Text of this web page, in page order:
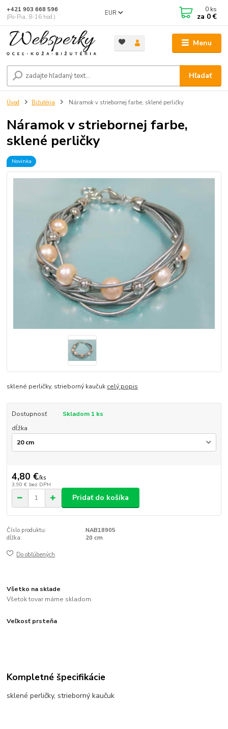
Menu
EUR
Hľadať
+421 903 668 596
(Po-Pia, 8-16 hod.)
0 ks
za 0 €
Úvod Bižutéria Náramok v striebornej farbe, sklené perličky
Náramok v striebornej farbe,
sklené perličky
Novinka
sklené perličky, strieborný kaučuk celý popis
Dostupnosť
Skladom 1 ks
dĺžka
4,80 €/ks
3,90 € bez DPH
Pridať do košíka
Číslo produktu:
NAB18905
dĺžka:
20 cm
Do obľúbených
Všetko na sklade
Všetok tovar máme skladom.
Veľkosť prsteňa
Kompletné špecifikácie
sklené perličky, strieborný kaučuk